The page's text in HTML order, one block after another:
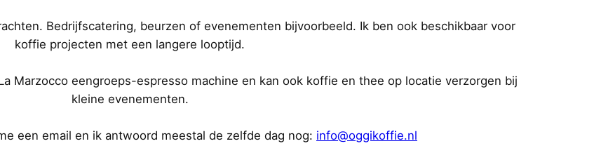
Bedrijfscatering, beurzen of evenementen bijvoorbeeld. Ik ben ook beschikbaar voor
koffie projecten met een langere looptijd.
Marzocco eengroeps-espresso machine en kan ook koffie en thee op locatie verzorgen bij
kleine evenementen.
een email en ik antwoord meestal de zelfde dag nog: info@oggikoffie.nl